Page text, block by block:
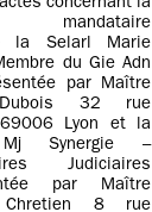
concernant la
mandataire
la Selarl Marie
du Gie Adn
par Maître
32 rue
Lyon et la
Synergie –
Judiciaires
par Maître
Chretien 8 rue